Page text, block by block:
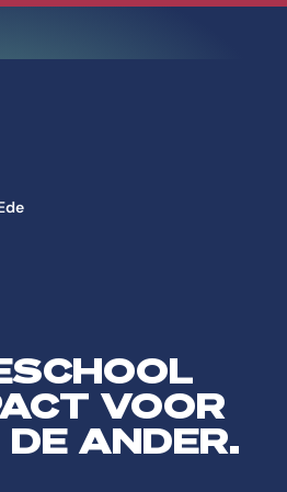
VOOR
ANDER.